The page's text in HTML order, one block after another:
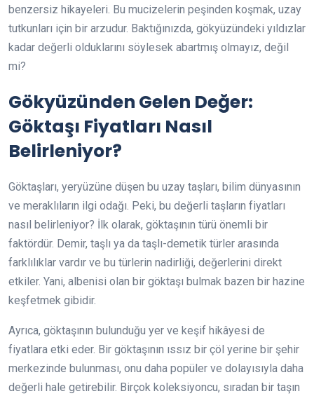
benzersiz hikayeleri. Bu mucizelerin peşinden koşmak, uzay
tutkunları için bir arzudur. Baktığınızda, gökyüzündeki yıldızlar
kadar değerli olduklarını söylesek abartmış olmayız, değil
mi?
Gökyüzünden Gelen Değer:
Göktaşı Fiyatları Nasıl
Belirleniyor?
Göktaşları, yeryüzüne düşen bu uzay taşları, bilim dünyasının
ve meraklıların ilgi odağı. Peki, bu değerli taşların fiyatları
nasıl belirleniyor? İlk olarak, göktaşının türü önemli bir
faktördür. Demir, taşlı ya da taşlı-demetik türler arasında
farklılıklar vardır ve bu türlerin nadirliği, değerlerini direkt
etkiler. Yani, albenisi olan bir göktaşı bulmak bazen bir hazine
keşfetmek gibidir.
Ayrıca, göktaşının bulunduğu yer ve keşif hikâyesi de
fiyatlara etki eder. Bir göktaşının ıssız bir çöl yerine bir şehir
merkezinde bulunması, onu daha popüler ve dolayısıyla daha
değerli hale getirebilir. Birçok koleksiyoncu, sıradan bir taşın